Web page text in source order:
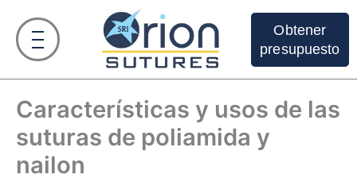
contenido
Obtener
presupuesto
Características y usos de las
suturas de poliamida y
nailon